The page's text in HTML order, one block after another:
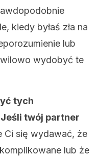
kiedy byłaś zła na
lub
wydobyć te
tych
Jeśli twój partner
Ci się wydawać, że
lub że